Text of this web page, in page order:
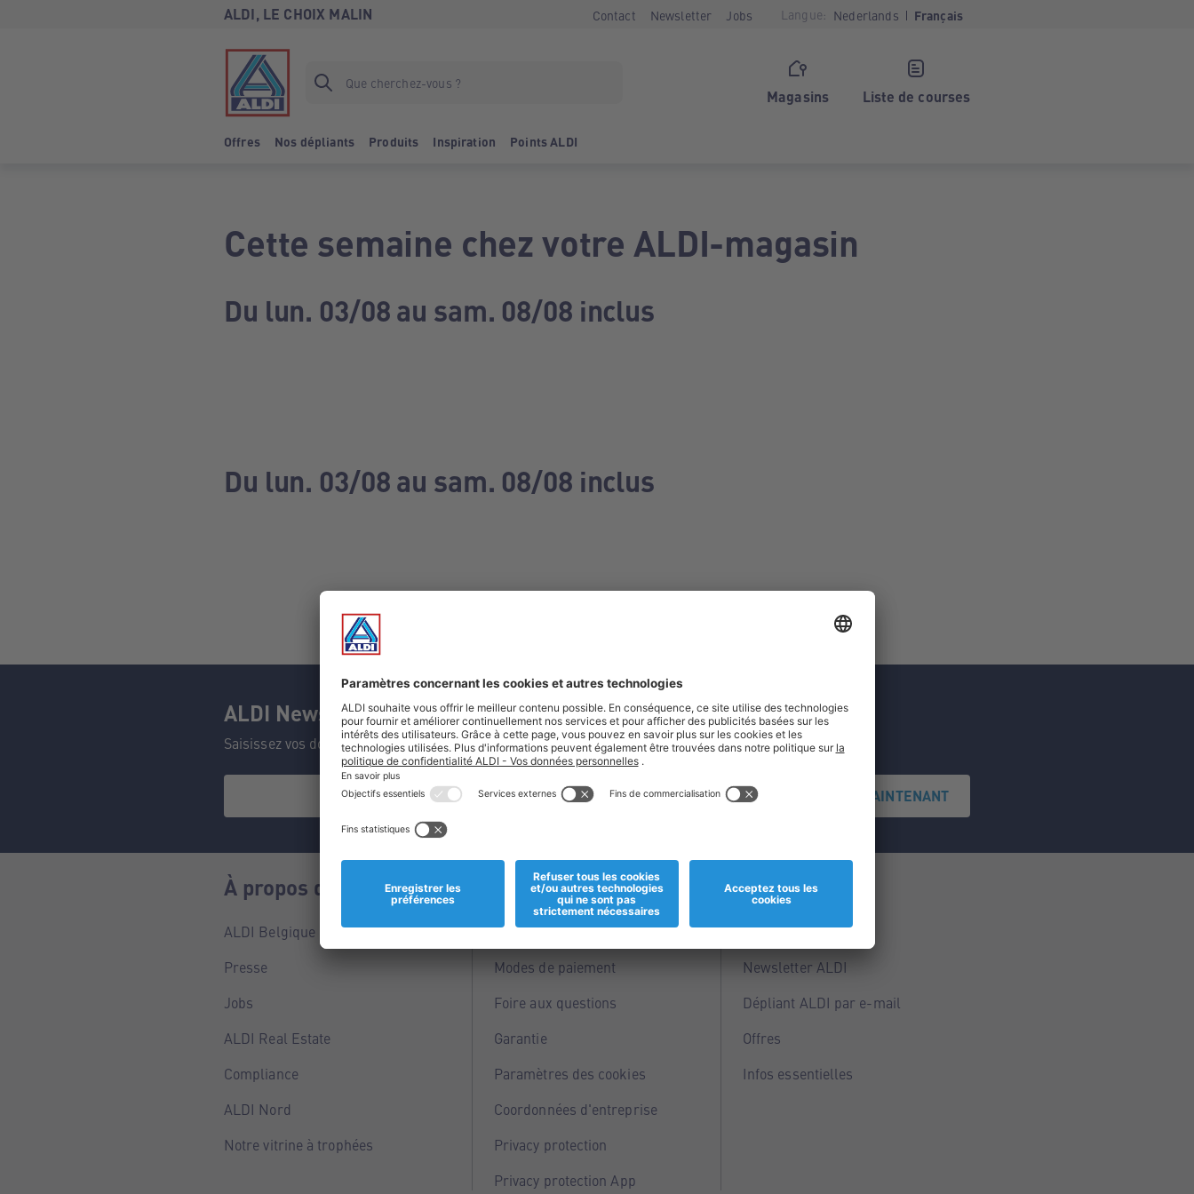
ALDI, LE CHOIX MALIN Contact Newsletter Jobs Langue: Nederlands Français
Magasins Liste de courses
Offres Nos dépliants Produits Inspiration Points ALDI
Cette semaine chez votre ALDI-magasin
Du lun. 03/08 au sam. 08/08 inclus
Du lun. 03/08 au sam. 08/08 inclus
ALDI Newsletter
Saisissez vos données et ne manquez aucune de nos offres.
S'INSCRIRE MAINTENANT
À propos de nous
ALDI Belgique
Presse
Jobs
ALDI Real Estate
Compliance
ALDI Nord
Notre vitrine à trophées
Informations
Magasins
Modes de paiement
Foire aux questions
Garantie
Paramètres des cookies
Coordonnées d'entreprise
Privacy protection
Privacy protection App
Service
Points ALDI
Newsletter ALDI
Dépliant ALDI par e-mail
Offres
Infos essentielles